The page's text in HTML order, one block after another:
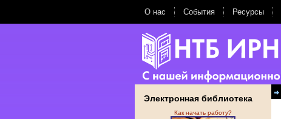
О нас События Ресурсы
Электронная библиотека
Как начать работу?